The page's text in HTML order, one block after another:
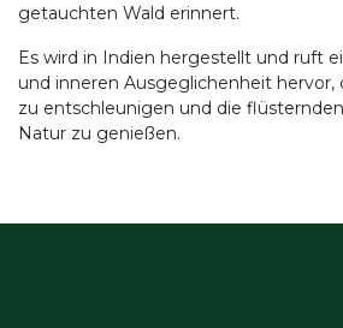
getauchten Wald erinnert.
Es wird in Indien hergestellt und ruft
und inneren Ausgeglichenheit hervor,
zu entschleunigen und die
Natur zu genießen.